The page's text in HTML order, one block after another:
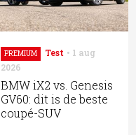
PREMIUM Test
1 aug
2026
BMW iX2 vs. Genesis
GV60: dit is de beste
coupé-SUV